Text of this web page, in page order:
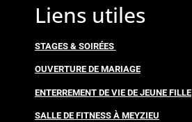
Liens utiles
STAGES & SOIRÉES
OUVERTURE DE MARIAGE
ENTERREMENT DE VIE DE JEUNE FILLE
SALLE DE FITNESS À MEYZIEU